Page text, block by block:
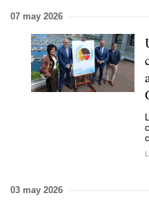
07 may 2026
03 may 2026